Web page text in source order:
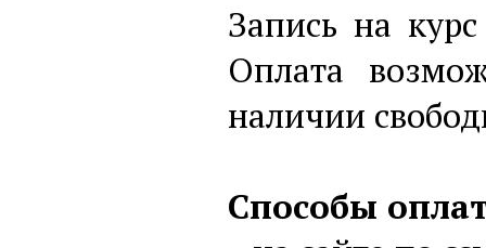
Запись на
Оплата
наличии
Способы